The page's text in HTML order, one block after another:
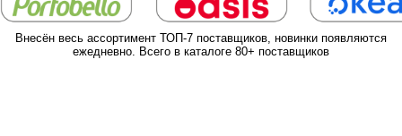
Внесён весь ассортимент ТОП-7 поставщиков, новинки появляются
ежедневно. Всего в каталоге 80+ поставщиков